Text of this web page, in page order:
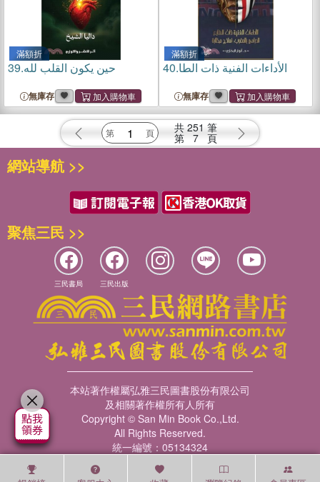
滿額折
39.حين يكون القلب لله
無庫存
滿額折
40.الأداءات الفنية ذات الطا
無庫存
共 251 筆
第 7 頁
網站導航 >>
聚焦三民 >>
三民書局 三民出版
本站著作權屬弘雅三民圖書股份有限公司
及相關著作權所有人所有
Copyright © San Min Book Co.,Ltd.
All Rights Reserved.
統一編號：05134324